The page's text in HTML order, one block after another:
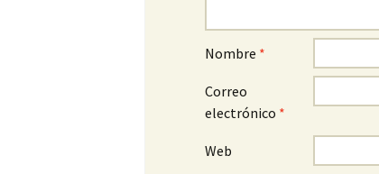
Nombre *
Correo
electrónico *
Web